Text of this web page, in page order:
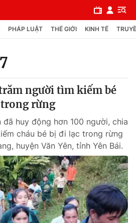
PHÁP LUẬT THẾ GIỚI KINH TẾ
người tìm kiếm bé
rừng
đã huy động hơn 100 người, chia
cháu bé bị đi lạc trong rừng
huyện Văn Yên, tỉnh Yên Bái.